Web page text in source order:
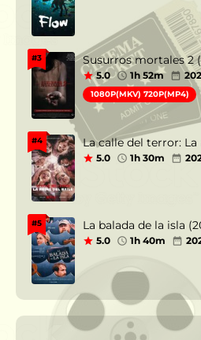
#3 Susurros mortales 2
5.0 1h 52m
1080P(MKV) 720P(MP4)
#4 La calle del terror:
5.0 1h 30m
#5 La balada de la isla
5.0 1h 40m